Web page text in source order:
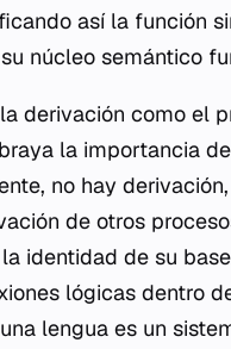
así la función
núcleo semántico
derivación como el
la importancia
no hay
de otros
identidad de su
lógicas dentro
lengua es un